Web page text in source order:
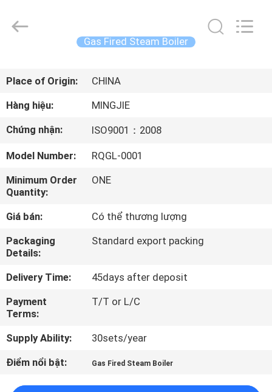
CHỦ
CÁC
PHẨM
CHÚNG
TÔI
THAM
QUAN
MÁY
KIỂM
Online
Market.
ECER
Gas Fired Steam Boiler
Place of Origin:
CHINA
Hàng hiệu:
MINGJIE
Chứng nhận:
ISO9001：2008
Model Number:
RQGL-0001
Minimum Order
Quantity:
ONE
Giá bán:
Có thể thương lượng
Packaging
Details:
Standard export packing
Delivery Time:
45days after deposit
Payment
Terms:
T/T or L/C
Supply Ability:
30sets/year
Điểm nổi bật:
Gas Fired Steam Boiler